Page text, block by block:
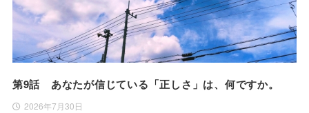
第9話 あなたが信じている「正しさ」は、何ですか。
2026年7月30日